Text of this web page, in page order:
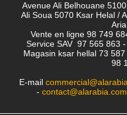
Avenue Ali Belhouane
Ali Soua 5070 Ksar Helal /
Vente en ligne 98 749
Service SAV 97 565 863
Magasin ksar hellal 73
98
E-mail
-